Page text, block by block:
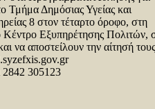
Τμήμα Δημόσιας Υγείας και
8 στον τέταρτο όροφο, στη
Εξυπηρέτησης Πολιτών,
να αποστείλουν την αίτησή τους
2842 305123